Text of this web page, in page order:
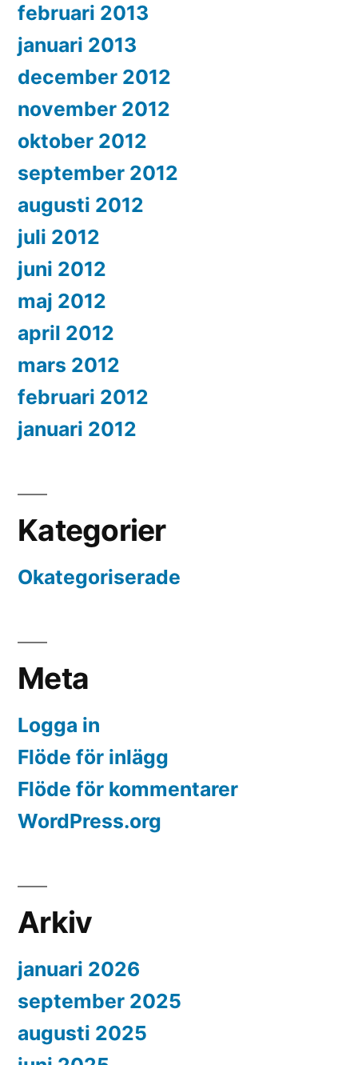
februari 2013
januari 2013
december 2012
november 2012
oktober 2012
september 2012
augusti 2012
juli 2012
juni 2012
maj 2012
april 2012
mars 2012
februari 2012
januari 2012
Kategorier
Okategoriserade
Meta
Logga in
Flöde för inlägg
Flöde för kommentarer
WordPress.org
Arkiv
januari 2026
september 2025
augusti 2025